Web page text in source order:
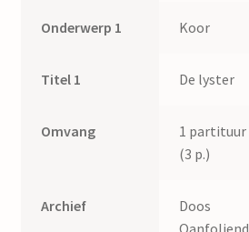
Onderwerp 1 Koor
Titel 1 De lyster
Omvang
1 partituur
(3 p.)
Archief
Doos